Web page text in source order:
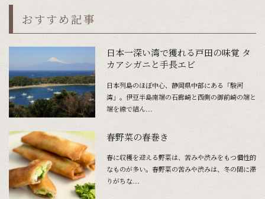
おすすめ記事
日本一深い湾で獲れる戸田の味覚 タ
カアシガニと手長エビ
日本列島のほぼ中心、静岡県中部にある「駿河
湾」。伊豆半島南端の石廊崎と西側の御前崎の端と
端を線で結ん...
春野菜の春巻き
春に収穫を迎える野菜は、苦みや渋みをもつ個性的
なものが多い。春野菜の苦みや渋みは、冬の間に滞
りがちな...